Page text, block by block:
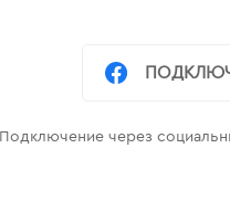
Подключение через